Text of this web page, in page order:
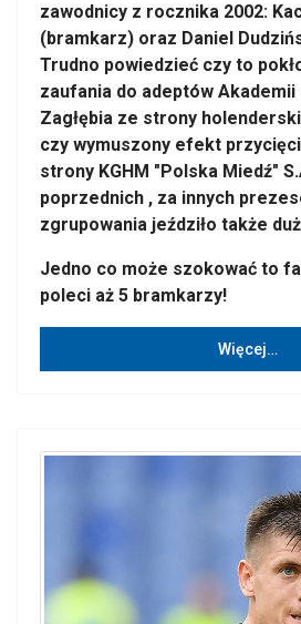
zawodnicy z rocznika 2002:
(bramkarz) oraz Daniel
Trudno powiedzieć czy to
zaufania do adeptów Akademii
Zagłębia ze strony
czy wymuszony efekt
strony KGHM "Polska Miedź"
poprzednich , za innych
zgrupowania jeździło także
Jedno co może szokować to
poleci aż 5 bramkarzy!
Więcej…